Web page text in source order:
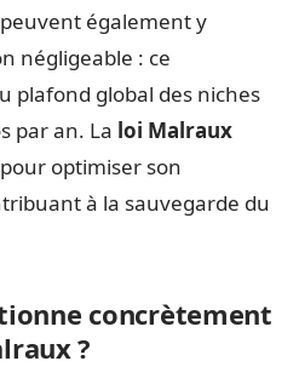
également y
négligeable : ce
plafond global des niches
par an. La loi Malraux
optimiser son
à la sauvegarde du
concrètement
?